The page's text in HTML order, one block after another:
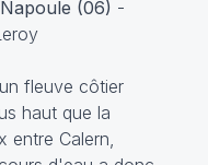
(06) -
fleuve côtier
haut que la
entre Calern,